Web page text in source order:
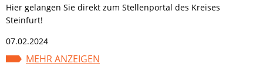
Hier gelangen Sie direkt zum Stellenportal des Kreises
Steinfurt!
07.02.2024
MEHR ANZEIGEN